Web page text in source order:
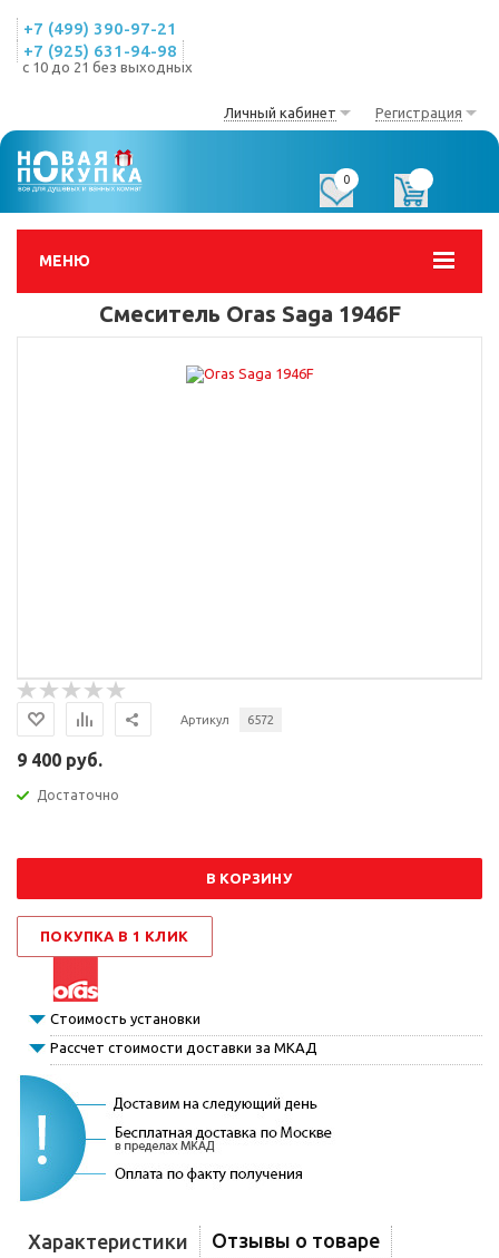
+7 (499) 390-97-21
+7 (925) 631-94-98
с 10 до 21 без выходных
Личный кабинет Регистрация
МЕНЮ
0
Смеситель Oras Saga 1946F
Артикул 6572
9 400 руб.
Достаточно
В КОРЗИНУ
ПОКУПКА В 1 КЛИК
Стоимость установки
Рассчет стоимости доставки за МКАД
Характеристики
Отзывы о товаре